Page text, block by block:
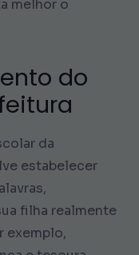
melhor o
do
da
estabelecer
filha realmente
exemplo,